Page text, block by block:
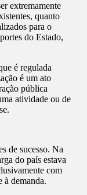
extremamente
quanto
para o
do Estado,
é regulada
é um ato
pública
atividade ou de
de sucesso. Na
do país estava
com
à demanda.